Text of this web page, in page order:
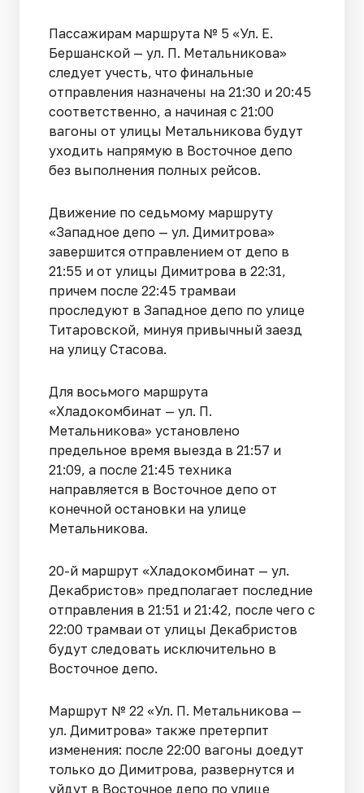
Пассажирам маршрута № 5 «Ул. Е.
Бершанской — ул. П. Метальникова»
следует учесть, что финальные
отправления назначены на 21:30 и 20:45
соответственно, а начиная с 21:00
вагоны от улицы Метальникова будут
уходить напрямую в Восточное депо
без выполнения полных рейсов.
Движение по седьмому маршруту
«Западное депо — ул. Димитрова»
завершится отправлением от депо в
21:55 и от улицы Димитрова в 22:31,
причем после 22:45 трамваи
проследуют в Западное депо по улице
Титаровской, минуя привычный заезд
на улицу Стасова.
Для восьмого маршрута
«Хладокомбинат — ул. П.
Метальникова» установлено
предельное время выезда в 21:57 и
21:09, а после 21:45 техника
направляется в Восточное депо от
конечной остановки на улице
Метальникова.
20-й маршрут «Хладокомбинат — ул.
Декабристов» предполагает последние
отправления в 21:51 и 21:42, после чего с
22:00 трамваи от улицы Декабристов
будут следовать исключительно в
Восточное депо.
Маршрут № 22 «Ул. П. Метальникова —
ул. Димитрова» также претерпит
изменения: после 22:00 вагоны доедут
только до Димитрова, развернутся и
уйдут в Восточное депо по улице